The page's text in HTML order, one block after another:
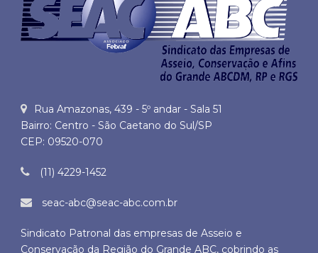
Rua Amazonas, 439 - 5º andar - Sala 51
Bairro: Centro - São Caetano do Sul/SP
CEP: 09520-070
(11) 4229-1452
seac-abc@seac-abc.com.br
Sindicato Patronal das empresas de Asseio e
Conservação da Região do Grande ABC, cobrindo as